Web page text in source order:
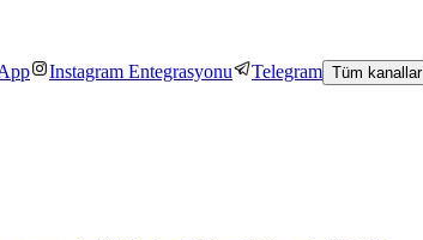
Instagram Entegrasyonu Telegram Tüm kanallar